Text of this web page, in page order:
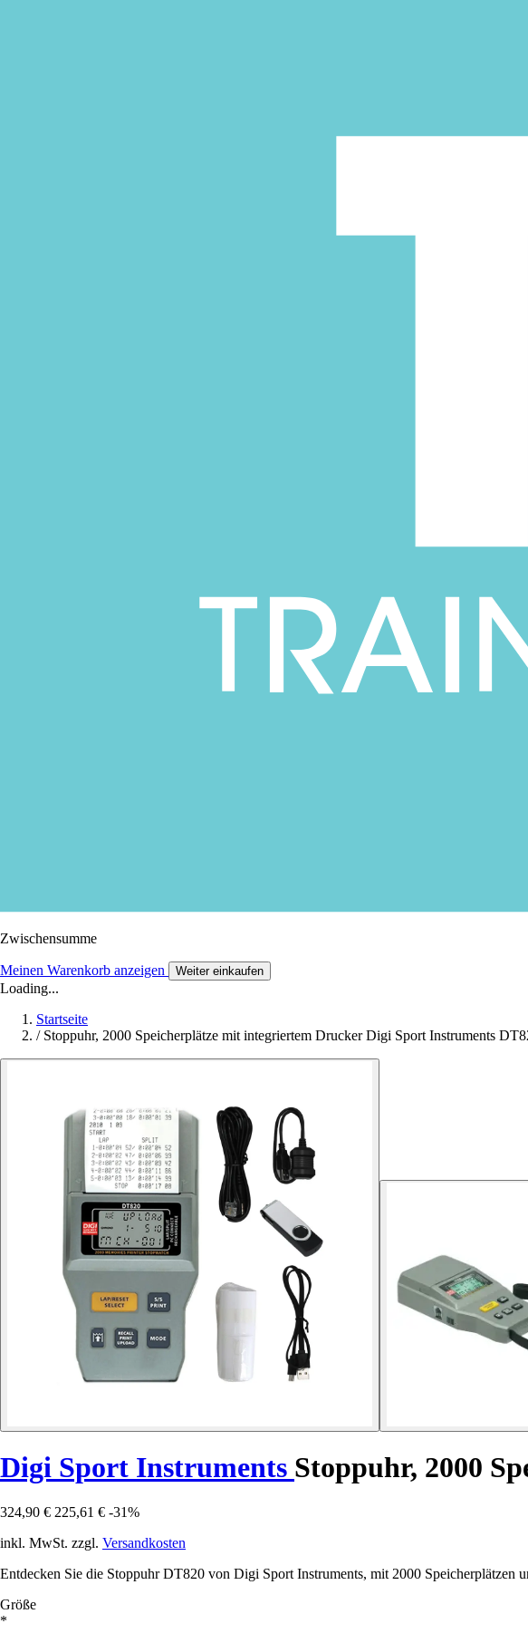
Zwischensumme
Meinen Warenkorb anzeigen Weiter einkaufen
Loading...
Startseite
/ Stoppuhr, 2000 Speicherplätze mit integriertem Drucker Digi Sport Instruments
Digi Sport Instruments Stoppuhr, 2000
324,90 € 225,61 € -31%
inkl. MwSt. zzgl. Versandkosten
Entdecken Sie die Stoppuhr DT820 von Digi Sport Instruments, mit 2000 Speicherplätzen
Größe
*